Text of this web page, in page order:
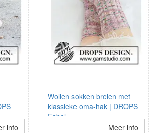
info
Wollen sokken breien met
klassieke oma-hak | DROPS
Fabel
Meer info